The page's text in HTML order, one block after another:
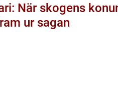
När skogens
ur sagan